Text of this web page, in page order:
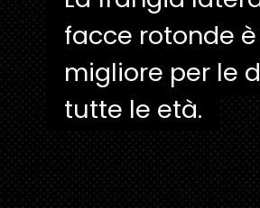
facce rotonde
migliore per le
tutte le età.
facce rotonde
migliore per le